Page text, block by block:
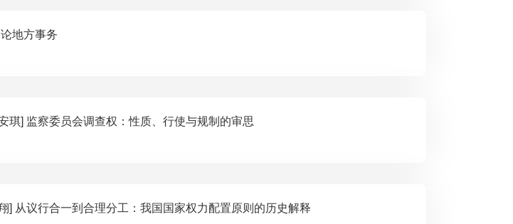
[作者：叶必丰] 论地方事务
[作者：左卫民 安琪] 监察委员会调查权：性质、行使与规制的审思
[作者：钱坤 张翔] 从议行合一到合理分工：我国国家权力配置原则的历史解释